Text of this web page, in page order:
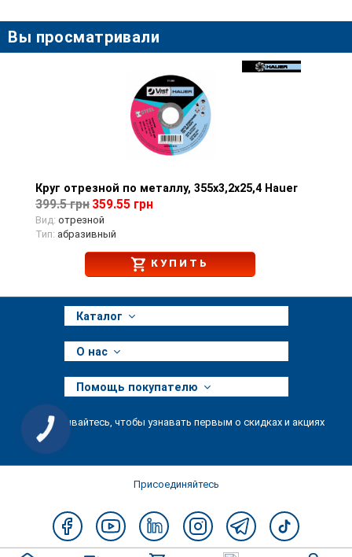
Вы просматривали
Просмотр товара
Круг отрезной по металлу, 355х3,2х25,4 Hauer
399.5 грн 359.55 грн
Вид: отрезной
Тип: абразивный
КУПИТЬ
Каталог
О нас
Помощь покупателю
Подписывайтесь, чтобы узнавать первым о скидках и акциях
Присоединяйтесь
КНОПКА
ЗВ'ЯЗКУ